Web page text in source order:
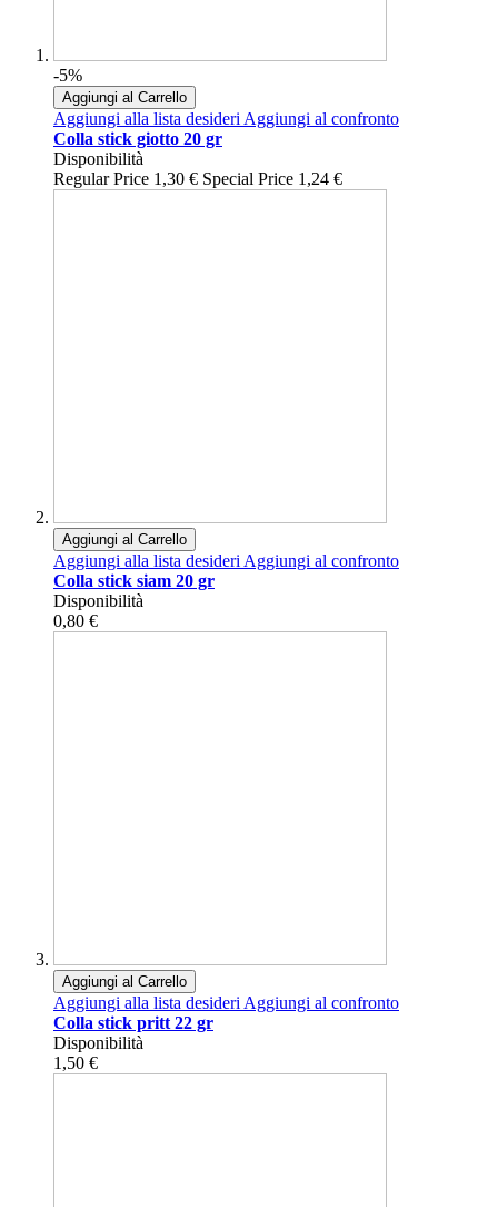
-5%
Aggiungi al Carrello
Aggiungi alla lista desideriAggiungi al confronto
Colla stick giotto 20 gr
Disponibilità
Regular Price 1,30 € Special Price 1,24 €
Aggiungi al Carrello
Aggiungi alla lista desideriAggiungi al confronto
Colla stick siam 20 gr
Disponibilità
0,80 €
Aggiungi al Carrello
Aggiungi alla lista desideriAggiungi al confronto
Colla stick pritt 22 gr
Disponibilità
1,50 €